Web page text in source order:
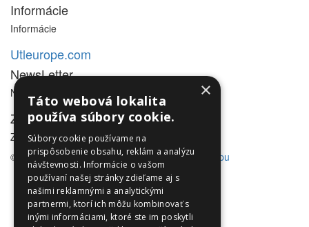
Informácie
Informácie
Utleurope.com
NewsLetter
NewsLetter
Zákaznícky servis
Zákaznícky servis
© Utleurope.com |NajReklama.sk - tvorba eshopu
×
Táto webová lokalita
používa súbory cookie.
Súbory cookie používame na
prispôsobenie obsahu, reklám a analýzu
návštevnosti. Informácie o vašom
používaní našej stránky zdieľame aj s
našimi reklamnými a analytickými
partnermi, ktorí ich môžu kombinovať s
inými informáciami, ktoré ste im poskytli